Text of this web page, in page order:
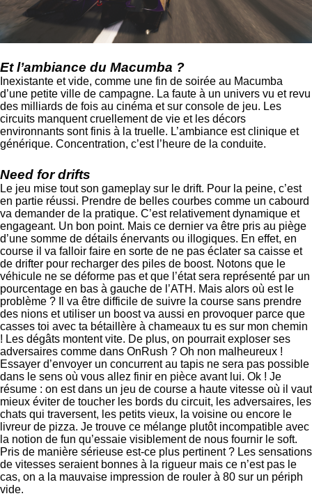
Et l’ambiance du Macumba ?
Inexistante et vide, comme une fin de soirée au Macumba
d’une petite ville de campagne. La faute à un univers vu et revu
des milliards de fois au cinéma et sur console de jeu. Les
circuits manquent cruellement de vie et les décors
environnants sont finis à la truelle. L’ambiance est clinique et
générique. Concentration, c’est l’heure de la conduite.
Need for drifts
Le jeu mise tout son gameplay sur le drift. Pour la peine, c’est
en partie réussi. Prendre de belles courbes comme un cabourd
va demander de la pratique. C’est relativement dynamique et
engageant. Un bon point. Mais ce dernier va être pris au piège
d’une somme de détails énervants ou illogiques. En effet, en
course il va falloir faire en sorte de ne pas éclater sa caisse et
de drifter pour recharger des piles de boost. Notons que le
véhicule ne se déforme pas et que l’état sera représenté par un
pourcentage en bas à gauche de l’ATH. Mais alors où est le
problème ? Il va être difficile de suivre la course sans prendre
des nions et utiliser un boost va aussi en provoquer parce que
casses toi avec ta bétaillère à chameaux tu es sur mon chemin
! Les dégâts montent vite. De plus, on pourrait exploser ses
adversaires comme dans OnRush ? Oh non malheureux !
Essayer d’envoyer un concurrent au tapis ne sera pas possible
dans le sens où vous allez finir en pièce avant lui. Ok ! Je
résume : on est dans un jeu de course a haute vitesse où il vaut
mieux éviter de toucher les bords du circuit, les adversaires, les
chats qui traversent, les petits vieux, la voisine ou encore le
livreur de pizza. Je trouve ce mélange plutôt incompatible avec
la notion de fun qu’essaie visiblement de nous fournir le soft.
Pris de manière sérieuse est-ce plus pertinent ? Les sensations
de vitesses seraient bonnes à la rigueur mais ce n’est pas le
cas, on a la mauvaise impression de rouler à 80 sur un périph
vide.